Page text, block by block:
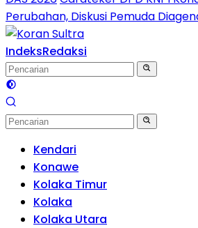
Perubahan, Diskusi Pemuda
IndeksRedaksi
Kendari
Konawe
Kolaka Timur
Kolaka
Kolaka Utara